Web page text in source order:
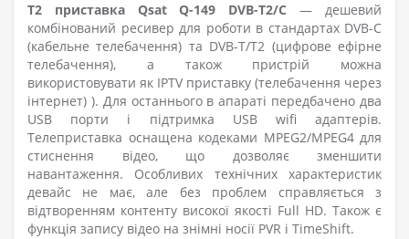
T2 приставка Qsat Q-149 DVB-T2/C
— дешевий
комбінований ресивер для роботи в стандартах DVB-C
(кабельне телебачення) та DVB-T/T2 (цифрове ефірне
телебачення), а також пристрій можна
використовувати як IPTV приставку (телебачення через
інтернет) ). Для останнього в апараті передбачено два
USB порти і підтримка USB wifi адаптерів.
Телеприставка оснащена кодеками MPEG2/MPEG4 для
стиснення відео, що дозволяє зменшити
навантаження. Особливих технічних характеристик
девайс не має, але без проблем справляється з
відтворенням контенту високої якості Full HD. Також є
функція запису відео на знімні носії PVR і TimeShift.